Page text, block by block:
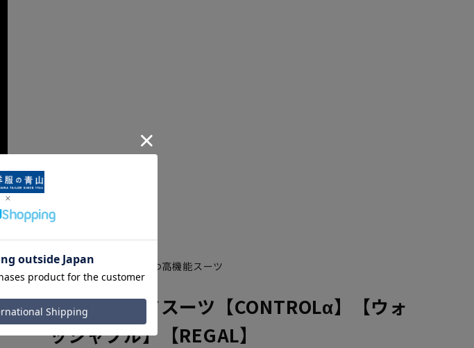
ちょうど良い温度に保つ高機能スーツ
A24R4524-93
スタンダードスーツ【CONTROLα】【ウォ
ッシャブル】【REGAL】